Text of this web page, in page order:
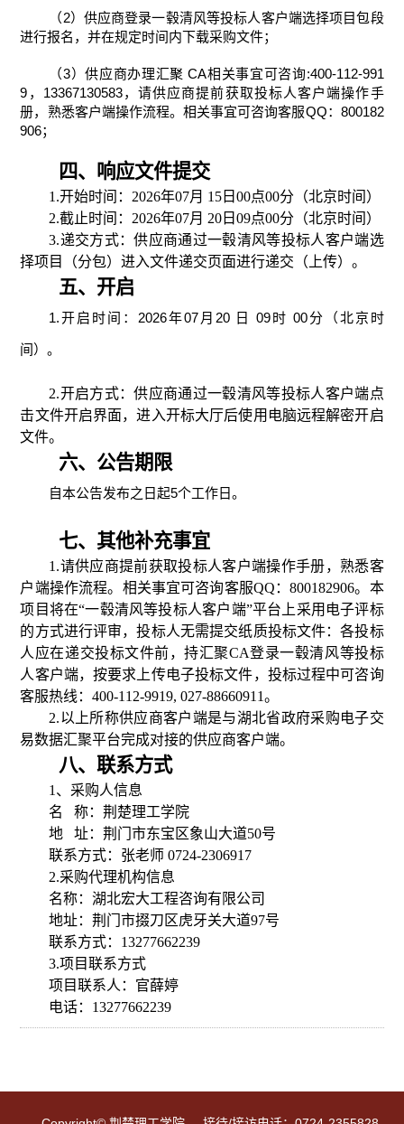
（2）供应商登录一毂清风等投标人客户端选择项目包段
进行报名，并在规定时间内下载采购文件；
（3）供应商办理汇聚 CA相关事宜可咨询:400-112-991
9，13367130583， 请供应商提前获取投标人客户端操作手
册，熟悉客户端操作流程。相关事宜可咨询客服QQ：800182
906；
四、响应文件提交
1.开始时间： 2026年07月 15 日00点00分（北京时间）
2.截止时间： 2026年07月 20 日09点00分（北京时间）
3.递交方式：供应商通过一毂清风等投标人客户端选
择项目（分包）进入文件递交页面进行递交（上传）。
五、开启
1.开启时间： 2026年07 月 20 日 09时 00分（北京时
间）。
2.开启方式：供应商通过一毂清风等投标人客户端点
击文件开启界面，进入开标大厅后使用电脑远程解密开启
文件。
六、公告期限
自本公告发布之日起5个工作日。
七、其他补充事宜
1.请供应商提前获取投标人客户端操作手册，熟悉客
户端操作流程。相关事宜可咨询客服QQ ：800182906。本
项目将在“一毂清风等投标人客户端”平台上采用电子评标
的方式进行评审，投标人无需提交纸质投标文件：各投标
人应在递交投标文件前，持汇聚CA登录一毂清风等投标
人客户端，按要求上传电子投标文件，投标过程中可咨询
客服热线：400-112-9919, 027-88660911。
2.以上所称供应商客户端是与湖北省政府采购电子交
易数据汇聚平台完成对接的供应商客户端。
八、联系方式
1 、采购人信息
名
称：荆楚理工学院
地
址：荆门市东宝区象山大道50号
联系方式：张老师 0724-2306917
2.采购代理机构信息
名称：湖北宏大工程咨询有限公司
地址：荆门市掇刀区虎牙关大道97号
联系方式： 13277662239
3.项目联系方式
项目联系人：官薛婷
电话： 13277662239